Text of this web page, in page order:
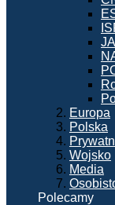
Europa
Polska
Wojsko
Media
Polecamy